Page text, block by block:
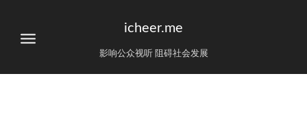
icheer.me
影响公众视听 阻碍社会发展